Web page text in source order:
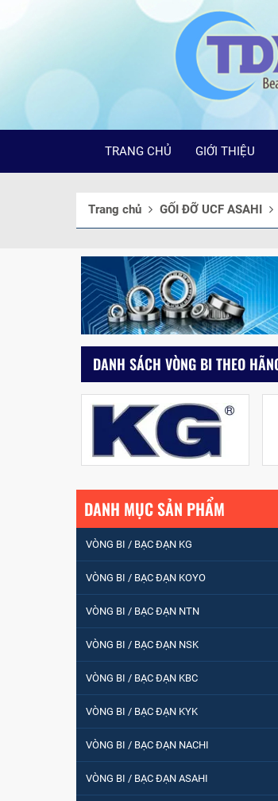
TRANG CHỦ GIỚI THIỆU
Trang chủ GỐI ĐỠ UCF ASAHI
DANH SÁCH VÒNG BI THEO
DANH MỤC SẢN PHẨM
VÒNG BI / BẠC ĐẠN KG
VÒNG BI / BẠC ĐẠN KOYO
VÒNG BI / BẠC ĐẠN NTN
VÒNG BI / BẠC ĐẠN NSK
VÒNG BI / BẠC ĐẠN KBC
VÒNG BI / BẠC ĐẠN KYK
VÒNG BI / BẠC ĐẠN NACHI
VÒNG BI / BẠC ĐẠN ASAHI
VÒNG BI / BẠC ĐẠN
Vòng bi / Bạc đạn
VÒNG BI PHS20
5200